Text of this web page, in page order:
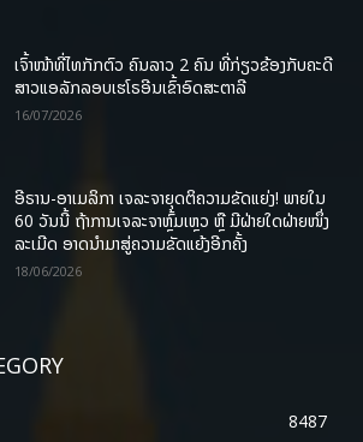
ເຈົ້າໜ້າທີ່ໄທກັກຕົວ ຄົນລາວ 2 ຄົນ ທີ່ກ່ຽວຂ້ອງກັບຄະດີ
ສາວແອລັກລອບເຮໂຣອີນເຂົ້າອົດສະຕາລີ
16/07/2026
ອີຣານ-ອາເມລິກາ ເຈລະຈາຍຸດຕິຄວາມຂັດແຍ່ງ! ພາຍໃນ
60 ວັນນີ້ ຖ້າການເຈລະຈາຫຼົ້ມເຫຼວ ຫຼື ມີຝ່າຍໃດຝ່າຍໜຶ່ງ
ລະເມີດ ອາດນໍາມາສູ່ຄວາມຂັດແຍ້ງອີກຄັ້ງ
18/06/2026
8487